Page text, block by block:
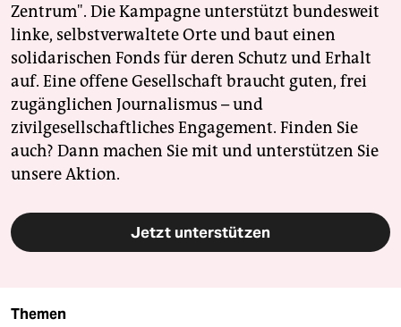
Zentrum". Die Kampagne unterstützt bundesweit
linke, selbstverwaltete Orte und baut einen
solidarischen Fonds für deren Schutz und Erhalt
auf. Eine offene Gesellschaft braucht guten, frei
zugänglichen Journalismus – und
zivilgesellschaftliches Engagement. Finden Sie
auch? Dann machen Sie mit und unterstützen Sie
unsere Aktion.
Jetzt unterstützen
Themen